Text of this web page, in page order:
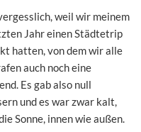
weil wir meinem
Jahr einen Städtetrip
hatten, von dem wir alle
auch noch eine
Es gab also null
und es war zwar kalt,
Sonne, innen wie außen.